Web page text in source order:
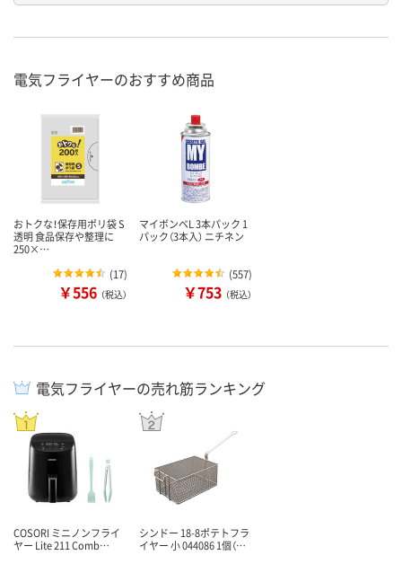
電気フライヤーのおすすめ商品
おトクな！保存用ポリ袋 S
透明 食品保存や整理に
250×…
(17)
￥556 （税込）
マイボンベL 3本パック 1
パック（3本入） ニチネン
(557)
￥753 （税込）
電気フライヤーの売れ筋ランキング
COSORI ミニノンフライ
ヤー Lite 211 Comb…
シンドー 18-8ポテトフラ
イヤー 小 044086 1個（…